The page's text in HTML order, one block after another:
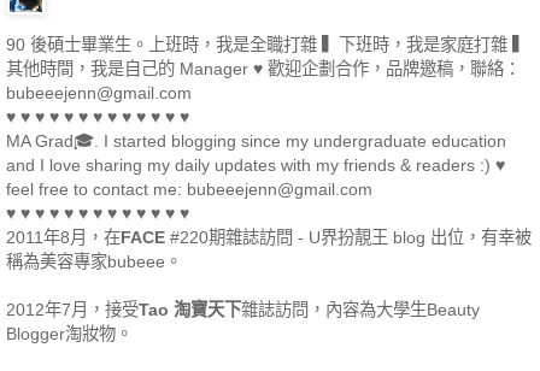
90 後碩士畢業生。上班時，我是全職打雜 ▍下班時，我是家庭打雜 ▍
其他時間，我是自己的 Manager ♥ 歡迎企劃合作，品牌邀稿，聯絡：
bubeeejenn@gmail.com
♥ ♥ ♥ ♥ ♥ ♥ ♥ ♥ ♥ ♥ ♥ ♥ ♥
MA Grad🎓. I started blogging since my undergraduate education
and I love sharing my daily updates with my friends & readers :) ♥
feel free to contact me: bubeeejenn@gmail.com
♥ ♥ ♥ ♥ ♥ ♥ ♥ ♥ ♥ ♥ ♥ ♥ ♥
2011年8月，在FACE #220期雜誌訪問 - U界扮靚王 blog 出位，有幸被
稱為美容專家bubeee。
2012年7月，接受Tao 淘寶天下雜誌訪問，內容為大學生Beauty
Blogger淘妝物。